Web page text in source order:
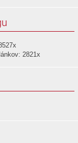
2821x